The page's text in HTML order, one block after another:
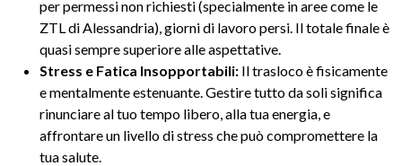
per permessi non richiesti (specialmente in aree come le
ZTL di Alessandria), giorni di lavoro persi. Il totale finale è
quasi sempre superiore alle aspettative.
Stress e Fatica Insopportabili: Il trasloco è fisicamente
e mentalmente estenuante. Gestire tutto da soli significa
rinunciare al tuo tempo libero, alla tua energia, e
affrontare un livello di stress che può compromettere la
tua salute.